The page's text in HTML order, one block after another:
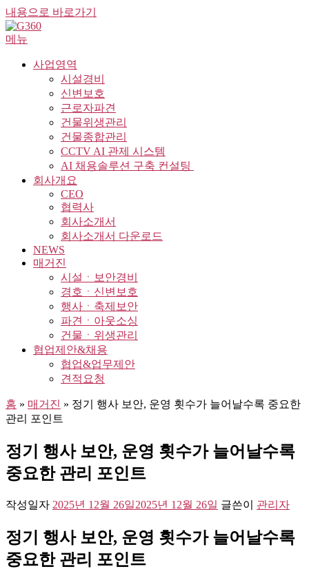
내용으로 바로가기
메뉴
사업영역
시설경비
신변보호
근로자파견
건물위생관리
건물종합관리
CCTV AI 관제 시스템
AI 채용솔루션 구축 컨설팅 ​
회사개요
CEO
협력사
회사소개서
회사소개서 다운로드
NEWS
매거진
시설ㆍ보안경비
경호ㆍ신변보호
행사ㆍ축제보안
파견ㆍ아웃소싱
건물ㆍ위생관리
협업제안&채용
협업&업무제안
견적요청
홈 » 매거진 » 정기 행사 보안, 운영 횟수가 늘어날수록 중요한
관리 포인트
정기 행사 보안, 운영 횟수가 늘어날수록
중요한 관리 포인트
작성일자 2025년 12월 26일2025년 12월 26일 글쓴이 관리자
정기 행사 보안, 운영 횟수가 늘어날수록
중요한 관리 포인트